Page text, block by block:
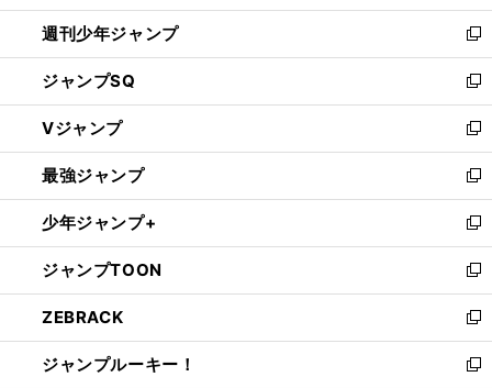
開
く
週刊少年ジャンプ
新
し
い
ウ
ィ
ン
ド
ウ
で
開
く
ジャンプSQ
新
し
い
ウ
ィ
ン
ド
ウ
で
開
く
Vジャンプ
新
し
い
ウ
ィ
ン
ド
ウ
で
開
く
最強ジャンプ
新
し
い
ウ
ィ
ン
ド
ウ
で
少年ジャンプ+
新
し
い
ウ
ィ
ン
ド
ジャンプTOON
新
し
い
ウ
ィ
ZEBRACK
新
し
い
ジャンプルーキー！
新